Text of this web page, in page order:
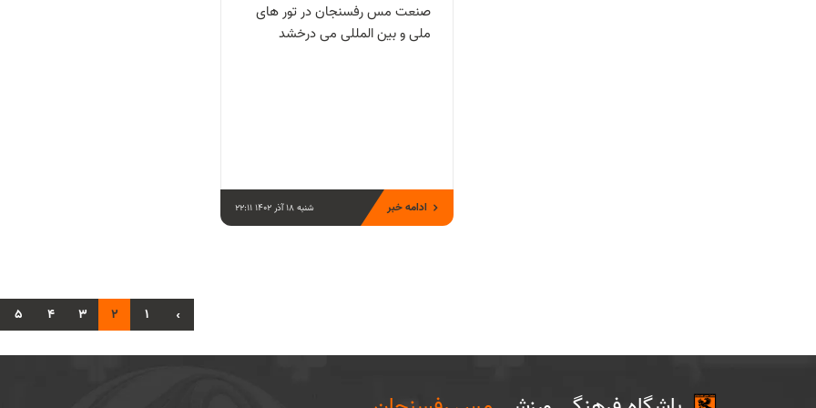
صنعت مس رفسنجان در تور های
ملی و بین المللی می درخشد
شنبه 18 آذر 1402 22:11 ادامه خبر
‹
1
2
3
4
5